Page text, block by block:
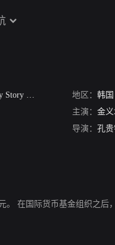
Story /A Star of Greed
地区： 韩国
主演： 金
导演： 孔
。 在国际货币基金组织之